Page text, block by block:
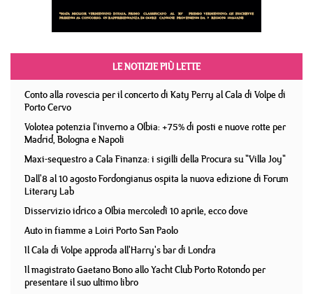
LE NOTIZIE PIÙ LETTE
Conto alla rovescia per il concerto di Katy Perry al Cala di Volpe di
Porto Cervo
Volotea potenzia l'inverno a Olbia: +75% di posti e nuove rotte per
Madrid, Bologna e Napoli
Maxi-sequestro a Cala Finanza: i sigilli della Procura su "Villa Joy"
Dall'8 al 10 agosto Fordongianus ospita la nuova edizione di Forum
Literary Lab
Disservizio idrico a Olbia mercoledì 10 aprile, ecco dove
Auto in fiamme a Loiri Porto San Paolo
Il Cala di Volpe approda all'Harry's bar di Londra
Il magistrato Gaetano Bono allo Yacht Club Porto Rotondo per
presentare il suo ultimo libro